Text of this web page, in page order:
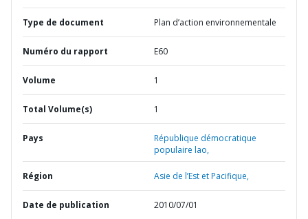
Type de document Plan d’action environnementale
Numéro du rapport E60
Volume 1
Total Volume(s) 1
Pays
République démocratique
populaire lao,
Région Asie de l’Est et Pacifique,
Date de publication 2010/07/01